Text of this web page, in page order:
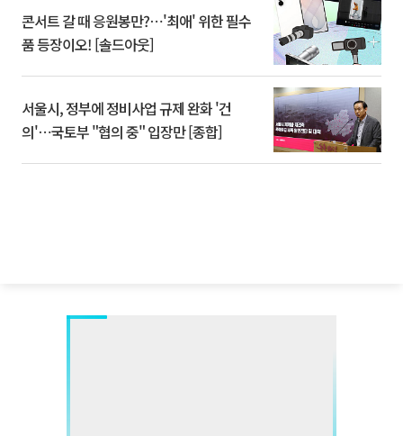
콘서트 갈 때 응원봉만?⋯'최애' 위한 필수
품 등장이오! [솔드아웃]
서울시, 정부에 정비사업 규제 완화 '건
의'⋯국토부 "협의 중" 입장만 [종합]